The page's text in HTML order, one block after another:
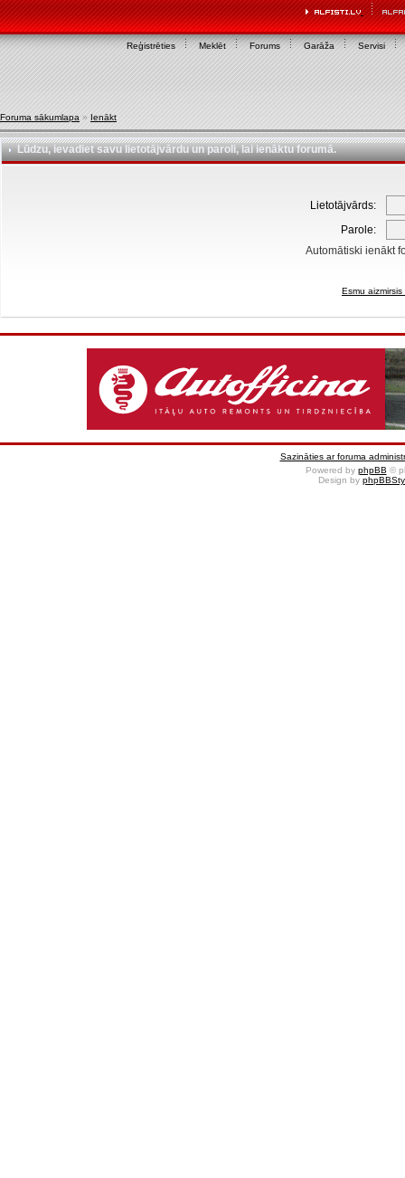
Reģistrēties Meklēt Forums Garāža Servisi
Foruma sākumlapa » Ienākt
Lūdzu, ievadiet savu lietotājvārdu un paroli, lai ienāktu forumā.
Lietotājvārds:
Parole:
Automātiski ienākt
Esmu
Sazināties ar foruma
Powered by phpBB ©
Design by